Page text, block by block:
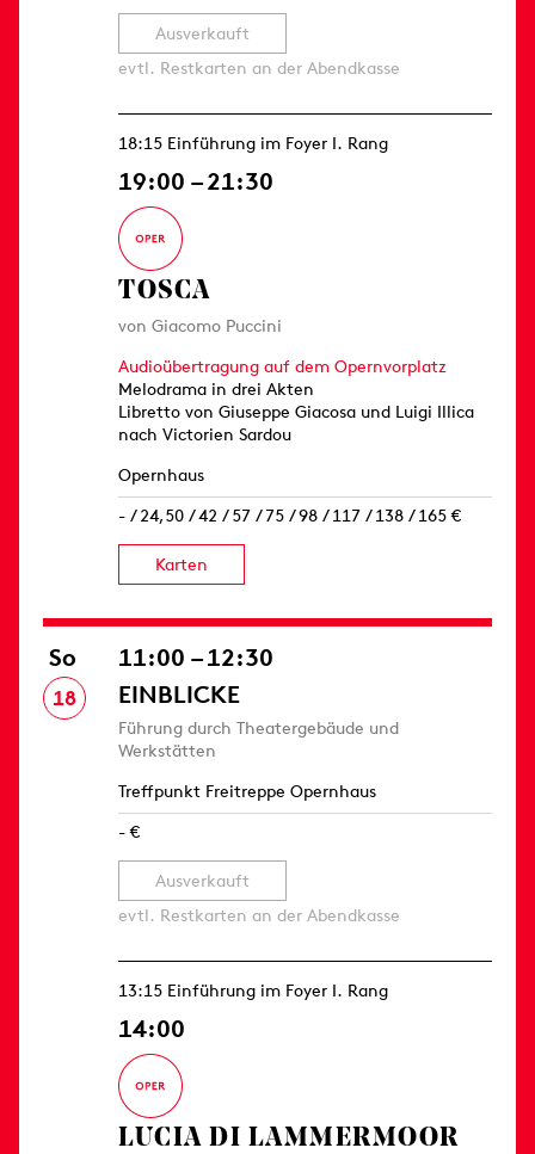
Ausverkauft
evtl. Restkarten an der Abendkasse
18:15 Einführung im Foyer I. Rang
19:00 – 21:30
TOSCA
von Giacomo Puccini
Audioübertragung auf dem Opernvorplatz
Melodrama in drei Akten
Libretto von Giuseppe Giacosa und Luigi Illica
nach Victorien Sardou
Opernhaus
- / 24,50 / 42 / 57 / 75 / 98 / 117 / 138 / 165 €
Karten
So
18
11:00 – 12:30
EINBLICKE
Führung durch Theatergebäude und
Werkstätten
Treffpunkt Freitreppe Opernhaus
- €
Ausverkauft
evtl. Restkarten an der Abendkasse
13:15 Einführung im Foyer I. Rang
14:00
LUCIA DI LAMMERMOOR